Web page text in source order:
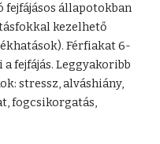
állapotokban
kezelhető
Férfiakat 6-
fejfájás. Leggyakoribb
stressz, alváshiány,
fogcsikorgatás,